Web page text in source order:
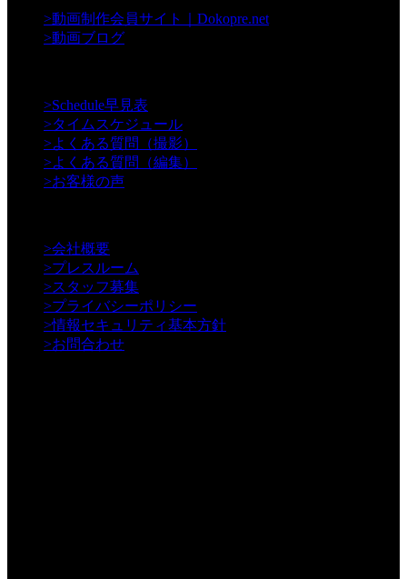
>動画制作会員サイト｜Dokopre.net
>動画ブログ
>Schedule早見表
>タイムスケジュール
>よくある質問（撮影）
>よくある質問（編集）
>お客様の声
>会社概要
>プレスルーム
>スタッフ募集
>プライバシーポリシー
>情報セキュリティ基本方針
>お問合わせ